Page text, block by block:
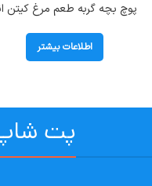
پوچ بچه گربه طعم مرغ کیتن
وزن 85 گرم
اطلاعات بیشتر
پت شاپ